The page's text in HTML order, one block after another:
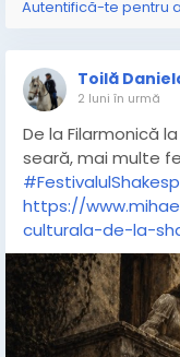
Autentifică-te pentru
Toilă
2 luni în urmă
De la Filarmonică
seară, mai multe
https://
culturala-de-la-